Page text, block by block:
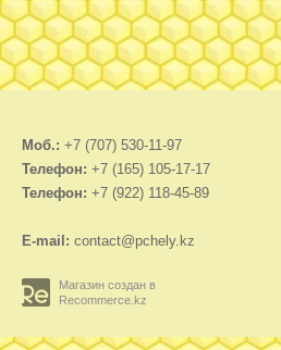
Моб.: +7 (707) 530-11-97
Телефон: +7 (165) 105-17-17
Телефон: +7 (922) 118-45-89
E-mail: contact@pchely.kz
Магазин создан в
Recommerce.kz